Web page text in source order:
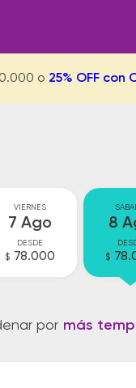
o 25% OFF con
VIERNES
7 Ago
DESDE
$ 78.000
8
$
por más